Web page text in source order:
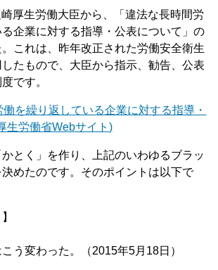
厚生労働大臣から、「違法な長時間労
企業に対する指導・公表について」の
これは、昨年改正された労働安全衛生
たもので、大臣から指示、勧告、公表
です。
を繰り返している企業に対する指導・
生労働省Webサイト)
とく」を作り、上記のいわゆるブラッ
めたのです。そのポイントは以下で
う変わった。（2015年5月18日）